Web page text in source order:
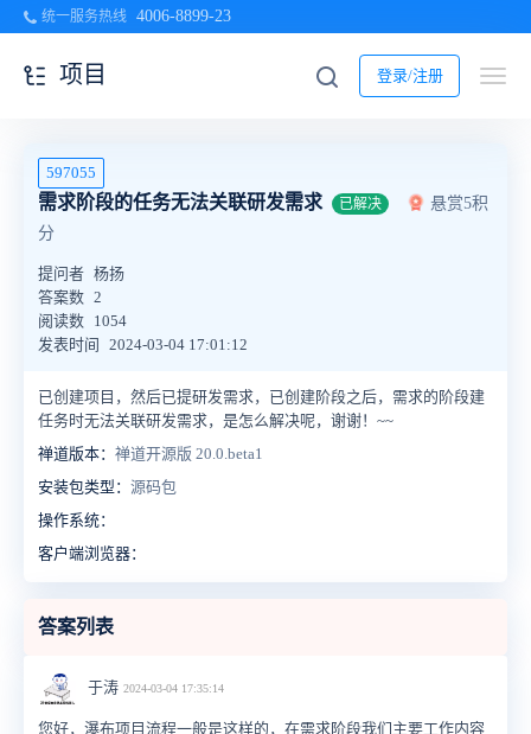
统一服务热线 4006-8899-23
登录/注册
项目
597055
需求阶段的任务无法关联研发需求 已解决
悬赏5积
分
提问者 杨扬
答案数 2
阅读数 1054
发表时间
2024-03-04 17:01:12
已创建项目，然后已提研发需求，已创建阶段之后，需求的阶段建
任务时无法关联研发需求，是怎么解决呢，谢谢！~~
禅道版本： 禅道开源版 20.0.beta1
安装包类型： 源码包
操作系统：
客户端浏览器：
答案列表
于涛 2024-03-04 17:35:14
您好，瀑布项目流程一般是这样的，在需求阶段我们主要工作内容